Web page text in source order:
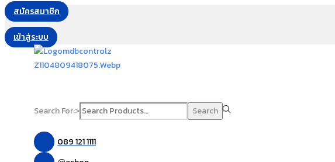
สมัครสมาชิก
เข้าสู่ระบบ
Search For:> Search
089 121 1111